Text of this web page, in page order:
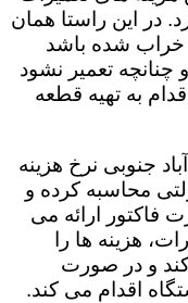
در این راستا همان
خراب شده باشد
چنانچه تعمیر نشود
به تهیه قطعه
جنوبی نرخ هزینه
محاسبه کرده و
فاکتور ارائه می
هزینه ها را
کند و در صورت
اقدام می کند.